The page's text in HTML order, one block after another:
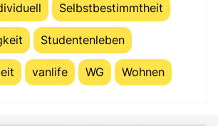
Selbstbestimmtheit
Studentenleben
vanlife WG Wohnen